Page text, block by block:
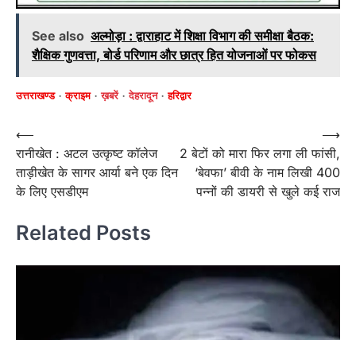
See also अल्मोड़ा : द्वाराहाट में शिक्षा विभाग की समीक्षा बैठक:
शैक्षिक गुणवत्ता, बोर्ड परिणाम और छात्र हित योजनाओं पर फोकस
उत्तराखण्ड क्राइम ख़बरें देहरादून हरिद्वार
Post
navigation
⟵
रानीखेत : अटल उत्कृष्ट कॉलेज
ताड़ीखेत के सागर आर्या बने एक दिन
के लिए एसडीएम
2 बेटों को मारा फिर लगा ली फांसी,
‘बेवफा’ बीवी के नाम लिखी 400
पन्नों की डायरी से खुले कई राज
⟶
Related Posts